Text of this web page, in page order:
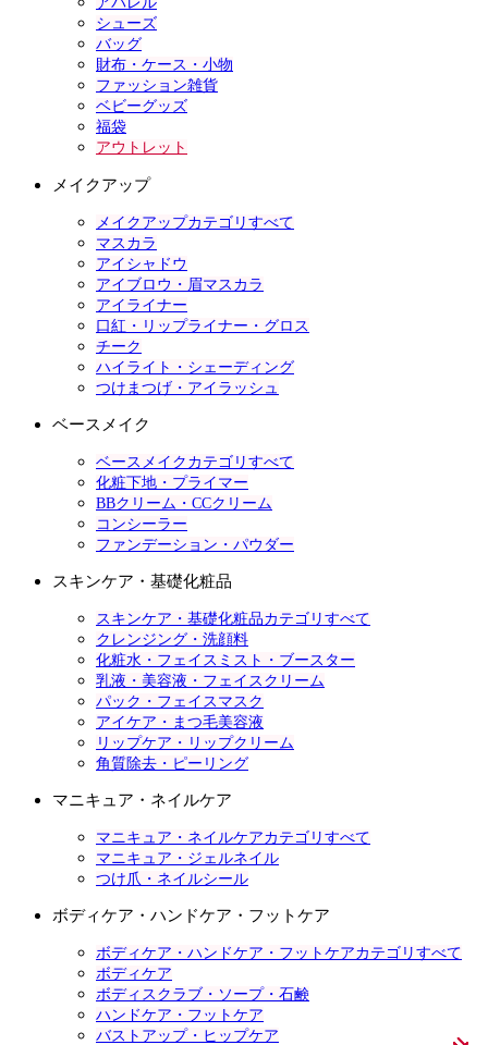
シューズ
バッグ
財布・ケース・小物
ファッション雑貨
ベビーグッズ
福袋
アウトレット
メイクアップ
メイクアップカテゴリすべて
マスカラ
アイシャドウ
アイブロウ・眉マスカラ
アイライナー
口紅・リップライナー・グロス
チーク
ハイライト・シェーディング
つけまつげ・アイラッシュ
ベースメイク
ベースメイクカテゴリすべて
化粧下地・プライマー
BBクリーム・CCクリーム
コンシーラー
ファンデーション・パウダー
スキンケア・基礎化粧品
スキンケア・基礎化粧品カテゴリすべて
クレンジング・洗顔料
化粧水・フェイスミスト・ブースター
乳液・美容液・フェイスクリーム
パック・フェイスマスク
アイケア・まつ毛美容液
リップケア・リップクリーム
角質除去・ピーリング
マニキュア・ネイルケア
マニキュア・ネイルケアカテゴリすべて
マニキュア・ジェルネイル
つけ爪・ネイルシール
ボディケア・ハンドケア・フットケア
ボディケア・ハンドケア・フットケアカテゴリすべて
ボディケア
ボディスクラブ・ソープ・石鹸
ハンドケア・フットケア
バストアップ・ヒップケア